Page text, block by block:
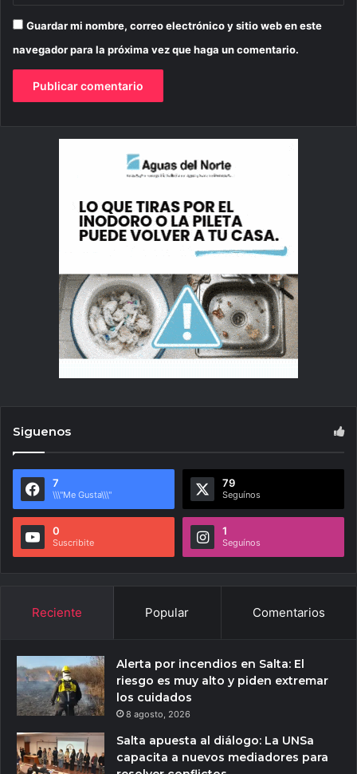
Guardar mi nombre, correo electrónico y sitio web en este
navegador para la próxima vez que haga un comentario.
Siguenos
7
\\\"Me Gusta\\\"
79
Seguínos
0
Suscribite
1
Seguínos
Reciente Popular Comentarios
Alerta por incendios en Salta: El
riesgo es muy alto y piden extremar
los cuidados
8 agosto, 2026
Salta apuesta al diálogo: La UNSa
capacita a nuevos mediadores para